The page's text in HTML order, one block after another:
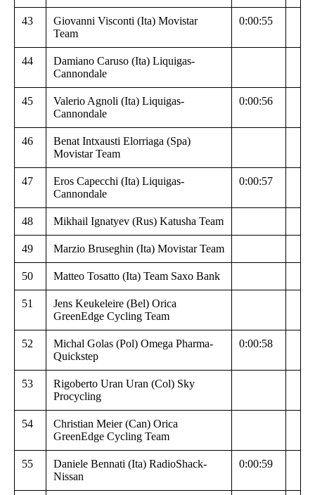
43
Giovanni Visconti (Ita) Movistar
Team
0:00:55
44
Damiano Caruso (Ita) Liquigas-
Cannondale
45
Valerio Agnoli (Ita) Liquigas-
Cannondale
0:00:56
46
Benat Intxausti Elorriaga (Spa)
Movistar Team
47
Eros Capecchi (Ita) Liquigas-
Cannondale
0:00:57
48 Mikhail Ignatyev (Rus) Katusha Team
49 Marzio Bruseghin (Ita) Movistar Team
50 Matteo Tosatto (Ita) Team Saxo Bank
51
Jens Keukeleire (Bel) Orica
GreenEdge Cycling Team
52
Michal Golas (Pol) Omega Pharma-
Quickstep
0:00:58
53
Rigoberto Uran Uran (Col) Sky
Procycling
54
Christian Meier (Can) Orica
GreenEdge Cycling Team
55
Daniele Bennati (Ita) RadioShack-
Nissan
0:00:59